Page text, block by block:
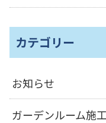
カテゴリー
お知らせ
ガーデンルーム施